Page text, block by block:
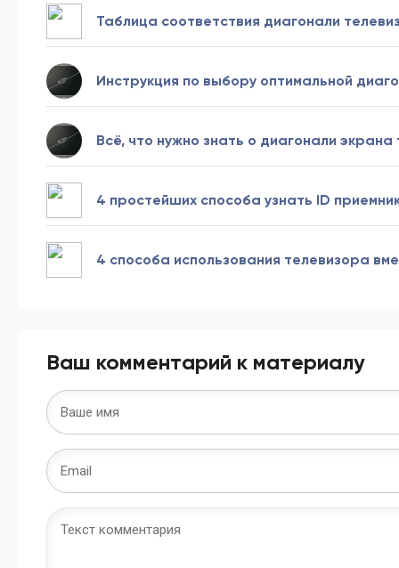
Таблица соответствия диагонали
Инструкция по выбору оптимальной
Всё, что нужно знать о диагонали экрана
4 простейших способа узнать ID
4 способа использования телевизора
Ваш комментарий к материалу